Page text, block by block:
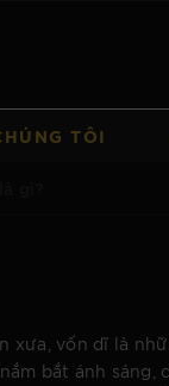
TÔI
xưa, vốn dĩ là
bắt ánh